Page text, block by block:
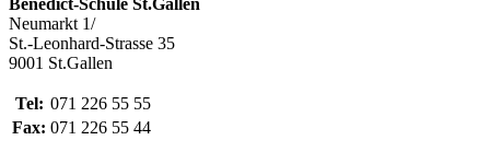
Benedict-Schule St.Gallen
Neumarkt 1/
St.-Leonhard-Strasse 35
9001 St.Gallen
Tel: 071 226 55 55
Fax: 071 226 55 44